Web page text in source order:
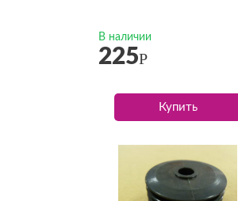
В наличии
225Р
Купить